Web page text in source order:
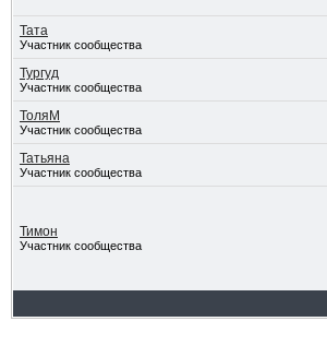
Тата
Участник сообщества
Тургуд
Участник сообщества
ТоляМ
Участник сообщества
Татьяна
Участник сообщества
Тимон
Участник сообщества